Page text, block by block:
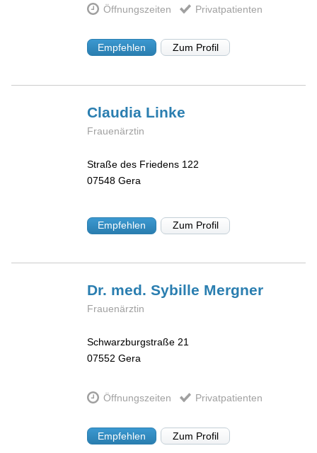
Öffnungszeiten Privatpatienten
Empfehlen Zum Profil
Claudia Linke
Frauenärztin
Straße des Friedens 122
07548 Gera
Empfehlen Zum Profil
Dr. med. Sybille Mergner
Frauenärztin
Schwarzburgstraße 21
07552 Gera
Öffnungszeiten Privatpatienten
Empfehlen Zum Profil